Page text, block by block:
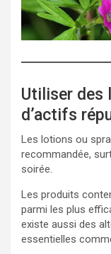
Utiliser des
d’actifs
Les lotions ou
recommandée,
soirée.
Les produits
parmi les plus
existe aussi des
essentielles